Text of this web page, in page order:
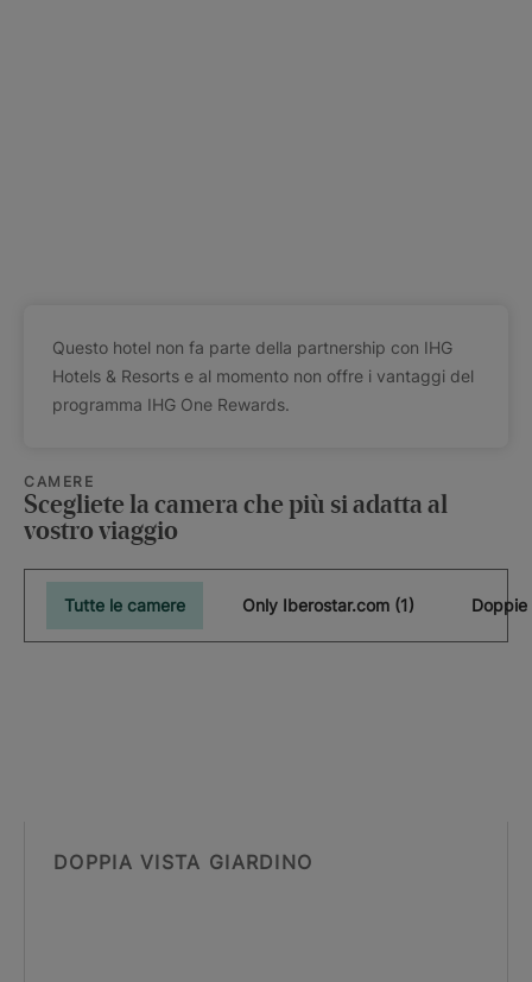
Questo hotel non fa parte della partnership con IHG
Hotels & Resorts e al momento non offre i vantaggi del
programma IHG One Rewards.
CAMERE
Scegliete la camera che più si adatta al
vostro viaggio
Tutte le camere Only Iberostar.com (1)
DOPPIA VISTA GIARDINO